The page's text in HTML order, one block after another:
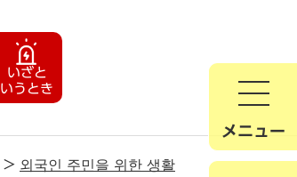
いざと
いうとき
メニュー
> 외국인 주민을 위한 생활